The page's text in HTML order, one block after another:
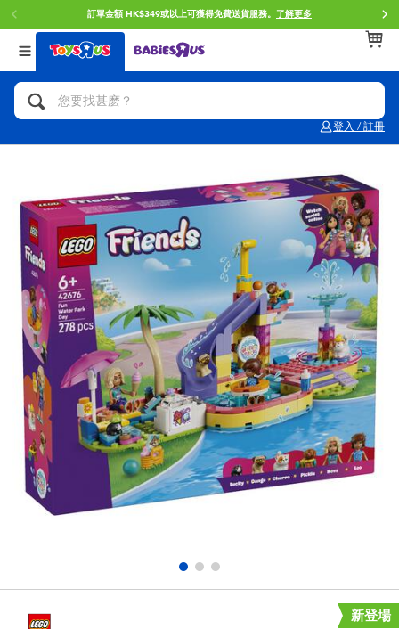
訂單金額 HK$349或以上可獲得免費送貨服務。 了解更多
登入 / 註冊
返回
分類目錄
人氣英雄,角色扮演,射擊玩具
拼砌組合及樂高LEGO
玩具車,貨車,火車及遙控系列
手工藝,文具,蠟筆,泥膠,畫板
娃娃, 芭比,收藏公仔
電子玩具
遊戲及拼圖系列
益智學習玩具
返回
品牌
Brunch Brother 早午餐兄弟
Spider-Man蜘蛛俠
Mini Brands
Play-Doh培樂多
Pokemon寶可夢
playpop
LEGO樂高
LeapFrog跳跳蛙
返回
年齢
0~2歳
5~7歳
8~11歳
12~14歳
14歳以上
新登場